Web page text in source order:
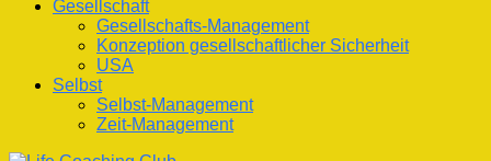
Gesellschaft
Gesellschafts-Management
Konzeption gesellschaftlicher Sicherheit
USA
Selbst
Selbst-Management
Zeit-Management